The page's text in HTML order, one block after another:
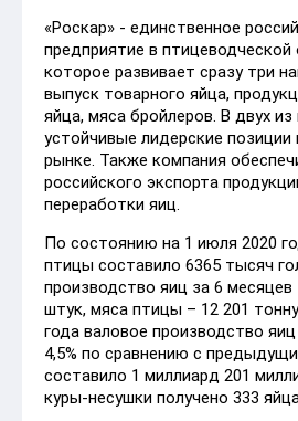
«Роскар» - единственное
предприятие в птицеводческой
которое развивает сразу три
выпуск товарного яйца,
яйца, мяса бройлеров. В двух из
устойчивые лидерские позиции
рынке. Также компания
российского экспорта
переработки яиц.
По состоянию на 1 июля 2020
птицы составило 6365 тысяч
производство яиц за 6
штук, мяса птицы – 12 201
года валовое производство
4,5% по сравнению с
составило 1 миллиард 201
куры-несушки получено 333